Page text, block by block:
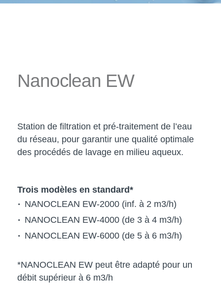
Nanoclean EW
Station de filtration et pré-traitement de l’eau
du réseau, pour garantir une qualité optimale
des procédés de lavage en milieu aqueux.
Trois modèles en standard*
NANOCLEAN EW-2000 (inf. à 2 m3/h)
NANOCLEAN EW-4000 (de 3 à 4 m3/h)
NANOCLEAN EW-6000 (de 5 à 6 m3/h)
*NANOCLEAN EW peut être adapté pour un
débit supérieur à 6 m3/h